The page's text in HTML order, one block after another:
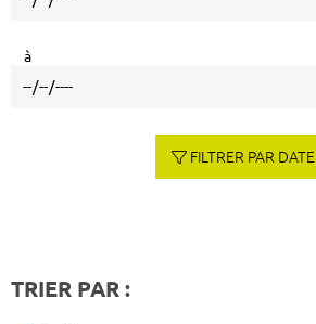
à
FILTRER PAR DATE
TRIER PAR :